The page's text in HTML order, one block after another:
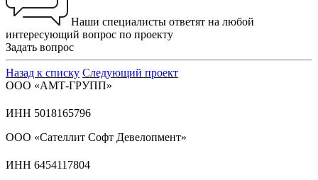
Наши специалисты ответят на любой
интересующий вопрос по проекту
Задать вопрос
Назад к списку Следующий проект
ООО «АМТ-ГРУПП»
ИНН 5018165796
ООО «Сателлит Софт Девелопмент»
ИНН 6454117804